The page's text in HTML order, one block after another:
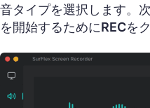
音タイプを選択します。
を開始するためにRECを